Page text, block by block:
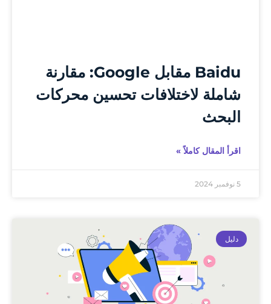
Baidu مقابل Google: مقارنة
شاملة لاختلافات تحسين محركات
البحث
اقرأ المقال كاملاً »
5 نوفمبر 2024
دليل